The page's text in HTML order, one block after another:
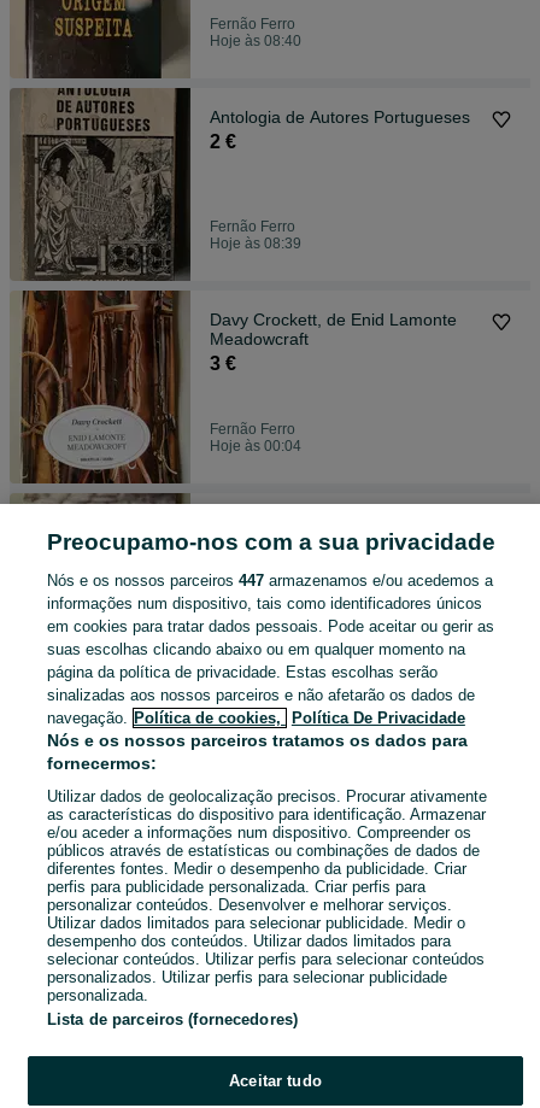
Fernão Ferro
Hoje às 08:40
Antologia de Autores Portugueses
2 €
Fernão Ferro
Hoje às 08:39
Davy Crockett, de Enid Lamonte
Meadowcraft
3 €
Fernão Ferro
Hoje às 00:04
Edgar Allan Poe
Fernão Ferro
08 de agosto de 2026
Voo Nocturno, de Antoine Saint-
Exupéry
Fernão Ferro
08 de agosto de 2026
1 2 3 ... 100
Preocupamo-nos com a sua privacidade
Nós e os nossos parceiros 447armazenamos e/ou acedemos a
informações num dispositivo, tais como identificadores únicos
em cookies para tratar dados pessoais. Pode aceitar ou gerir as
suas escolhas clicando abaixo ou em qualquer momento na
página da política de privacidade. Estas escolhas serão
sinalizadas aos nossos parceiros e não afetarão os dados de
navegação. Política de cookies, Política De Privacidade
Nós e os nossos parceiros tratamos os dados para
fornecermos:
Utilizar dados de geolocalização precisos. Procurar ativamente
as características do dispositivo para identificação. Armazenar
e/ou aceder a informações num dispositivo. Compreender os
públicos através de estatísticas ou combinações de dados de
diferentes fontes. Medir o desempenho da publicidade. Criar
perfis para publicidade personalizada. Criar perfis para
personalizar conteúdos. Desenvolver e melhorar serviços.
Utilizar dados limitados para selecionar publicidade. Medir o
desempenho dos conteúdos. Utilizar dados limitados para
selecionar conteúdos. Utilizar perfis para selecionar conteúdos
personalizados. Utilizar perfis para selecionar publicidade
personalizada.
Lista de parceiros (fornecedores)
Aceitar tudo